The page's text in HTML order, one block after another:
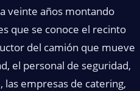
veinte años montando
que se conoce el recinto
del camión que mueve
el personal de seguridad,
empresas de catering,